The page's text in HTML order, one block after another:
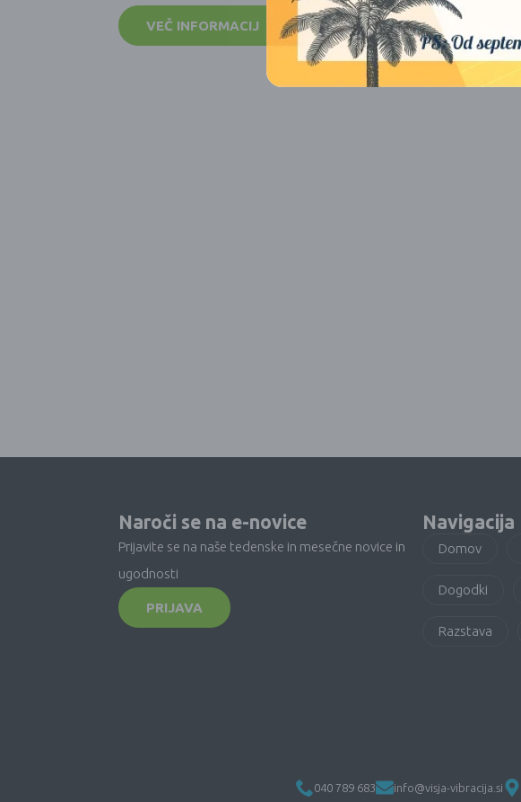
VEČ INFORMACIJ
Naroči se na e-novice
Prijavite se na naše tedenske in mesečne novice in
ugodnosti
PRIJAVA
Navigacija
Domov
Dogodki
Razstava
040 789 683 info@visja-vibracija.si